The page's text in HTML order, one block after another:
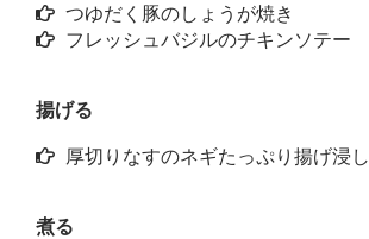
つゆだく豚のしょうが焼き
フレッシュバジルのチキンソテー
揚げる
厚切りなすのネギたっぷり揚げ浸し
煮る